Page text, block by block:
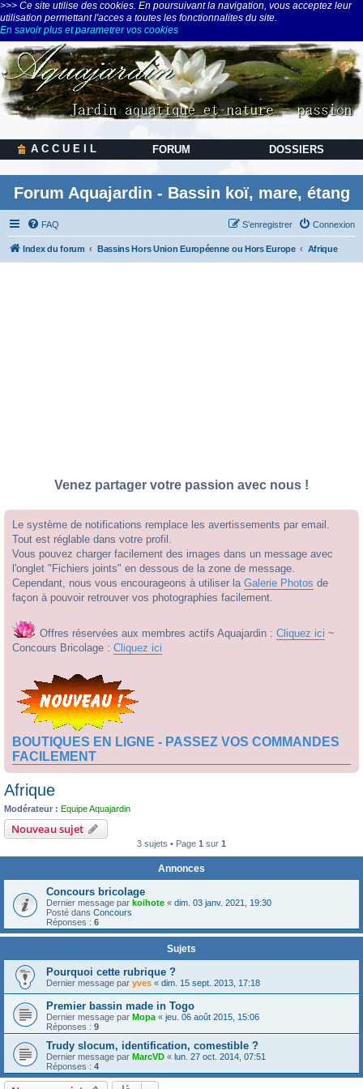
>>> Ce site utilise des cookies. En poursuivant la navigation, vous acceptez leur
utilisation permettant l'acces a toutes les fonctionnalites du site.
En savoir plus et parametrer vos cookies
A C C U E I L FORUM DOSSIERS
Forum Aquajardin - Bassin koï, mare, étang
FAQ Connexion
S’enregistrer
Index du forum Bassins Hors Union Européenne ou Hors Europe Afrique
Venez partager votre passion avec nous !
Le système de notifications remplace les avertissements par email.
Tout est réglable dans votre profil.
Vous pouvez charger facilement des images dans un message avec
l'onglet "Fichiers joints" en dessous de la zone de message.
Cependant, nous vous encourageons à utiliser la Galerie Photos de
façon à pouvoir retrouver vos photographies facilement.
Offres réservées aux membres actifs Aquajardin : Cliquez ici ~
Concours Bricolage : Cliquez ici
BOUTIQUES EN LIGNE - PASSEZ VOS COMMANDES
FACILEMENT
Afrique
Modérateur : Equipe Aquajardin
Nouveau sujet
3 sujets • Page 1 sur 1
Annonces
Concours bricolage
Dernier message par koihote « dim. 03 janv. 2021, 19:30
Posté dans Concours
Réponses : 6
Sujets
Pourquoi cette rubrique ?
Dernier message par yves « dim. 15 sept. 2013, 17:18
Premier bassin made in Togo
Dernier message par Mopa « jeu. 06 août 2015, 15:06
Réponses : 9
Trudy slocum, identification, comestible ?
Dernier message par MarcVD « lun. 27 oct. 2014, 07:51
Réponses : 4